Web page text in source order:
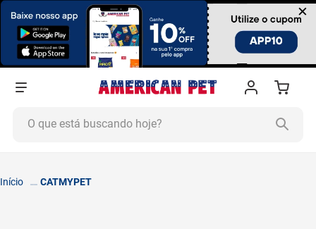
×
CATMYPET